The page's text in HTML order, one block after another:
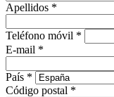
Apellidos *
Teléfono móvil *
E-mail *
País *
Código postal *